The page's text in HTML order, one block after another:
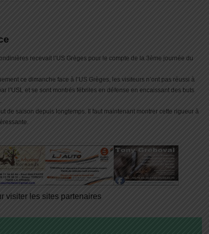
recevait l’US Grèges pour le compte de la 3ème journée du
ce dimanche face à l’US Grèges, les visiteurs n’ont pas réussi à
l’USL et se sont montrés fébriles en défense en encaissant des buts
de saison depuis longtemps. Il faut maintenant montrer cette rigueur à
visiter les sites partenaires